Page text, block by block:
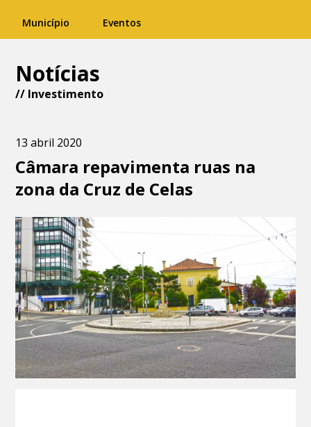
Município Eventos
Notícias
// Investimento
13 abril 2020
Câmara repavimenta ruas na
zona da Cruz de Celas